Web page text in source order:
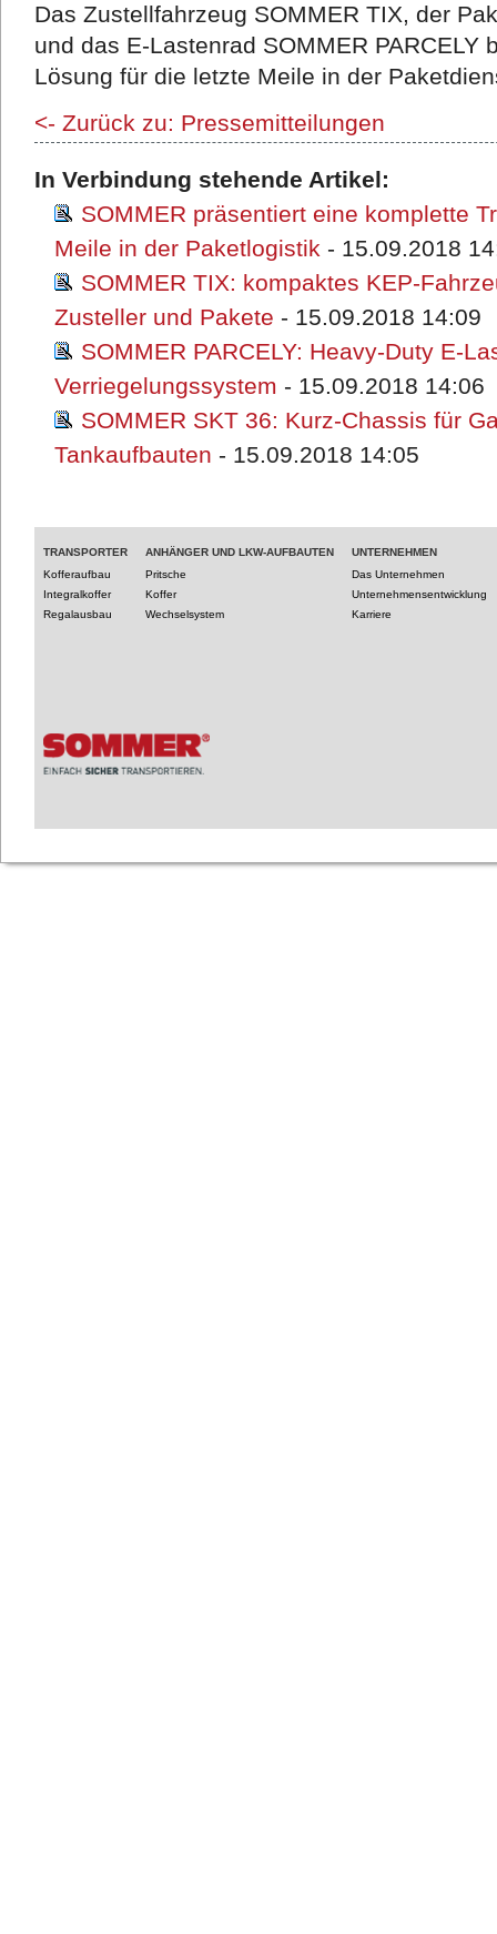
Das Zustellfahrzeug SOMMER TIX, der
und das E-Lastenrad SOMMER PARCELY
Lösung für die letzte Meile in der
<- Zurück zu: Pressemitteilungen
In Verbindung stehende Artikel:
SOMMER präsentiert eine komplette
Meile in der Paketlogistik - 15.09.2018
SOMMER TIX: kompaktes KEP-
Zusteller und Pakete - 15.09.2018 14:09
SOMMER PARCELY: Heavy-Duty E-
Verriegelungssystem - 15.09.2018 14:06
SOMMER SKT 36: Kurz-Chassis für
Tankaufbauten - 15.09.2018 14:05
TRANSPORTER
Kofferaufbau
Integralkoffer
Regalausbau
ANHÄNGER UND LKW-AUFBAUTEN
Pritsche
Koffer
Wechselsystem
UNTERNEHMEN
Das Unternehmen
Unternehmensentwicklung
Karriere